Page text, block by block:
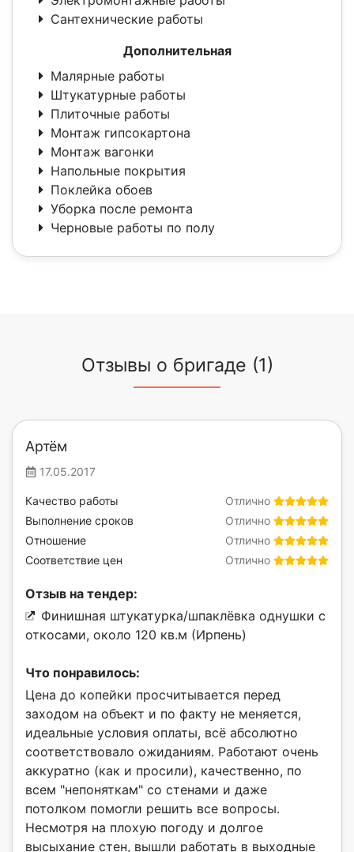
Сантехнические работы
Дополнительная
Малярные работы
Штукатурные работы
Плиточные работы
Монтаж гипсокартона
Монтаж вагонки
Напольные покрытия
Поклейка обоев
Уборка после ремонта
Черновые работы по полу
Отзывы о бригаде (1)
Артём
17.05.2017
Отлично
Качество работы
Отлично
Выполнение сроков
Отлично
Отношение
Отлично
Соответствие цен
Отзыв на тендер:
Финишная штукатурка/шпаклёвка однушки с
откосами, около 120 кв.м (Ирпень)
Что понравилось:
Цена до копейки просчитывается перед
заходом на объект и по факту не меняется,
идеальные условия оплаты, всё абсолютно
соответствовало ожиданиям. Работают очень
аккуратно (как и просили), качественно, по
всем "непоняткам" со стенами и даже
потолком помогли решить все вопросы.
Несмотря на плохую погоду и долгое
высыхание стен, вышли работать в выходные